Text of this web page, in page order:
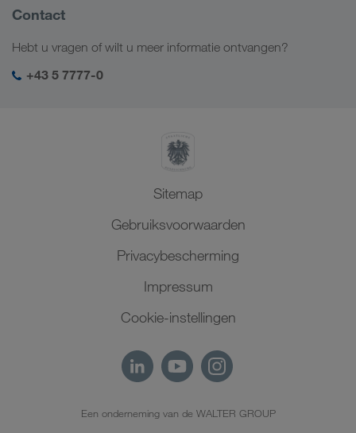
Digitale oplossingen
Kaukasus
Centraal-Azië
Midden-Oosten
Bedrijfsinformatie
Sociale verantwoordelijkheid
SHEQ-management
Contact
Hebt u vragen of wilt u meer informatie ontvangen?
+43 5 7777-0
Sitemap
Gebruiksvoorwaarden
Privacybescherming
Impressum
Cookie-instellingen
Een onderneming van de WALTER GROUP